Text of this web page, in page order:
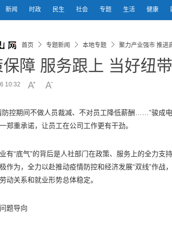
新闻 时政 民生 社会 专题 生活 健康
首页 专题新闻 本地专题 聚力产业强市 推进
保障 服务跟上 当好纽
10:32
防控期间不做人员裁减、不对员工降低薪酬……”骏成
郑重承诺，让员工在公司工作更有干劲。
有“底气”的背后是人社部门在政策、服务上的全力支
作为，全力以赴推动疫情防控和经济发展“双线”作战
动关系和就业形势总体稳定。
题导向